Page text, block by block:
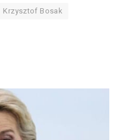
Krzysztof Bosak